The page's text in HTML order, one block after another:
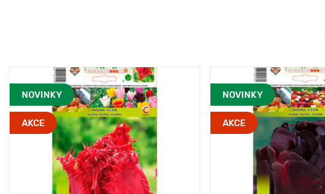
NOVINKY
AKCE
NOVINKY
AKCE